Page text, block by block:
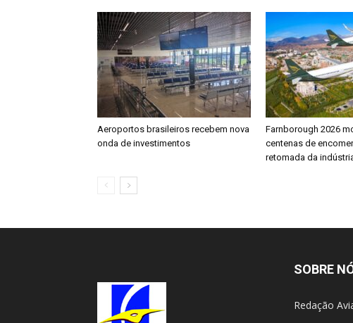
Aeroportos brasileiros recebem nova
onda de investimentos
Farnborough 2026
centenas de
retomada da
SOBRE
Redação